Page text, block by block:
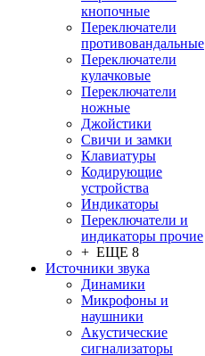
кнопочные
Переключатели
противовандальные
Переключатели
кулачковые
Переключатели
ножные
Джойстики
Свичи и замки
Клавиатуры
Кодирующие
устройства
Индикаторы
Переключатели и
индикаторы прочие
+ ЕЩЕ 8
Источники звука
Динамики
Микрофоны и
наушники
Акустические
сигнализаторы